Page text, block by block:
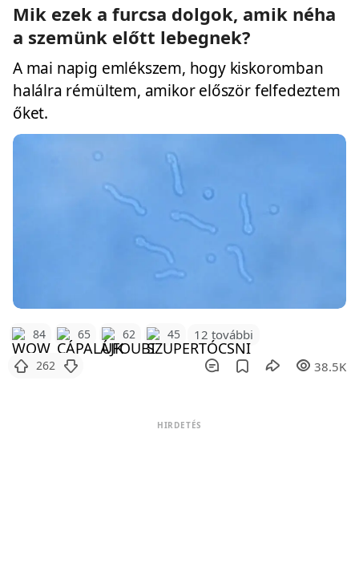
Mik ezek a furcsa dolgok, amik néha
a szemünk előtt lebegnek?
A mai napig emlékszem, hogy kiskoromban
halálra rémültem, amikor először felfedeztem
őket.
84 65 62 45 12 további
262 38.5K
HIRDETÉS